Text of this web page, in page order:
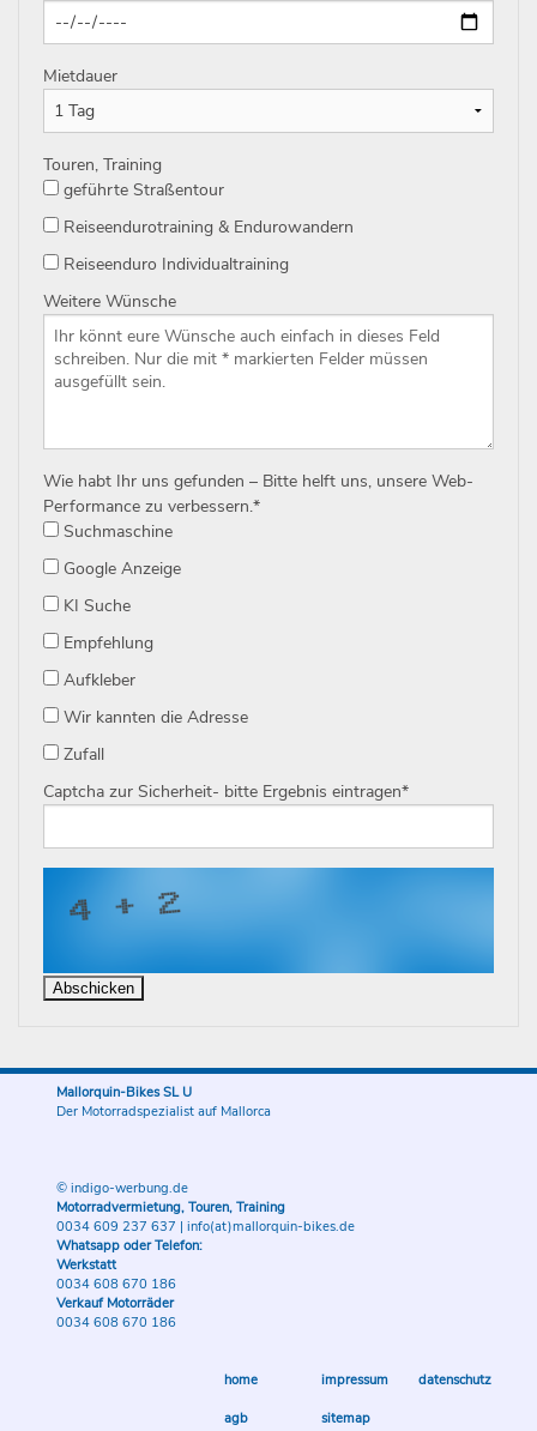
Mietdauer
Touren, Training
geführte Straßentour
Reiseendurotraining & Endurowandern
Reiseenduro Individualtraining
Weitere Wünsche
Wie habt Ihr uns gefunden – Bitte helft uns, unsere Web-
Performance zu verbessern.*
Suchmaschine
Google Anzeige
KI Suche
Empfehlung
Aufkleber
Wir kannten die Adresse
Zufall
Captcha zur Sicherheit- bitte Ergebnis eintragen*
Mallorquin-Bikes SL U
Der Motorradspezialist auf Mallorca
© indigo-werbung.de
Motorradvermietung, Touren, Training
0034 609 237 637 | info(at)mallorquin-bikes.de
Whatsapp oder Telefon:
Werkstatt
0034 608 670 186
Verkauf Motorräder
0034 608 670 186
home impressum datenschutz
agb sitemap